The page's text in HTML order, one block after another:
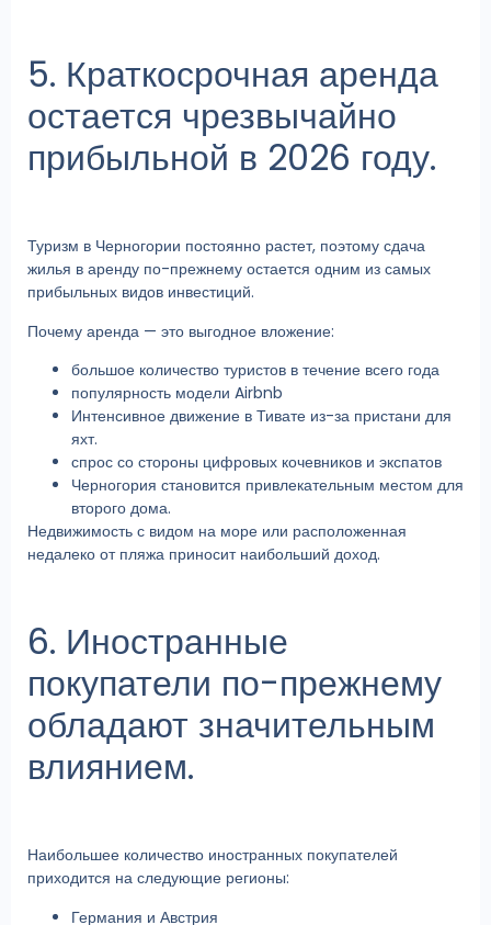
5. Краткосрочная аренда
остается чрезвычайно
прибыльной в 2026 году.
Туризм в Черногории постоянно растет, поэтому сдача
жилья в аренду по-прежнему остается одним из самых
прибыльных видов инвестиций.
Почему аренда — это выгодное вложение:
большое количество туристов в течение всего года
популярность модели Airbnb
Интенсивное движение в Тивате из-за пристани для
яхт.
спрос со стороны цифровых кочевников и экспатов
Черногория становится привлекательным местом для
второго дома.
Недвижимость с видом на море или расположенная
недалеко от пляжа приносит наибольший доход.
6. Иностранные
покупатели по-прежнему
обладают значительным
влиянием.
Наибольшее количество иностранных покупателей
приходится на следующие регионы:
Германия и Австрия